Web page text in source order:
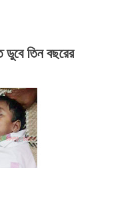
ডুবে তিন বছরের